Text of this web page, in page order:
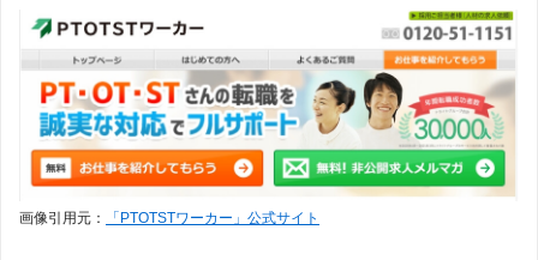
ベネッセMCM PT・OT・ST
お仕事サポート
0
11 かいごガーデン 0
11 MC-介護のお仕事 0
求人数ランキング上部または下部に記載
画像引用元： 「PTOTSTワーカー」公式サイト